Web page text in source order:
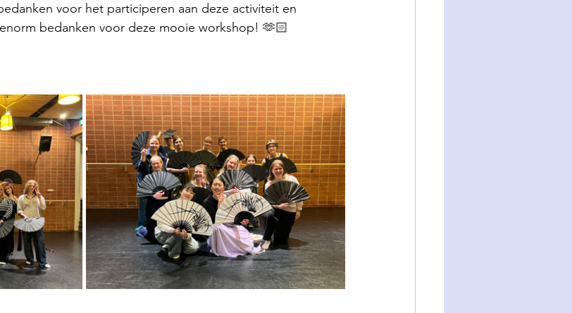
voor het participeren aan deze activiteit en
bedanken voor deze mooie workshop! 🫶🏻